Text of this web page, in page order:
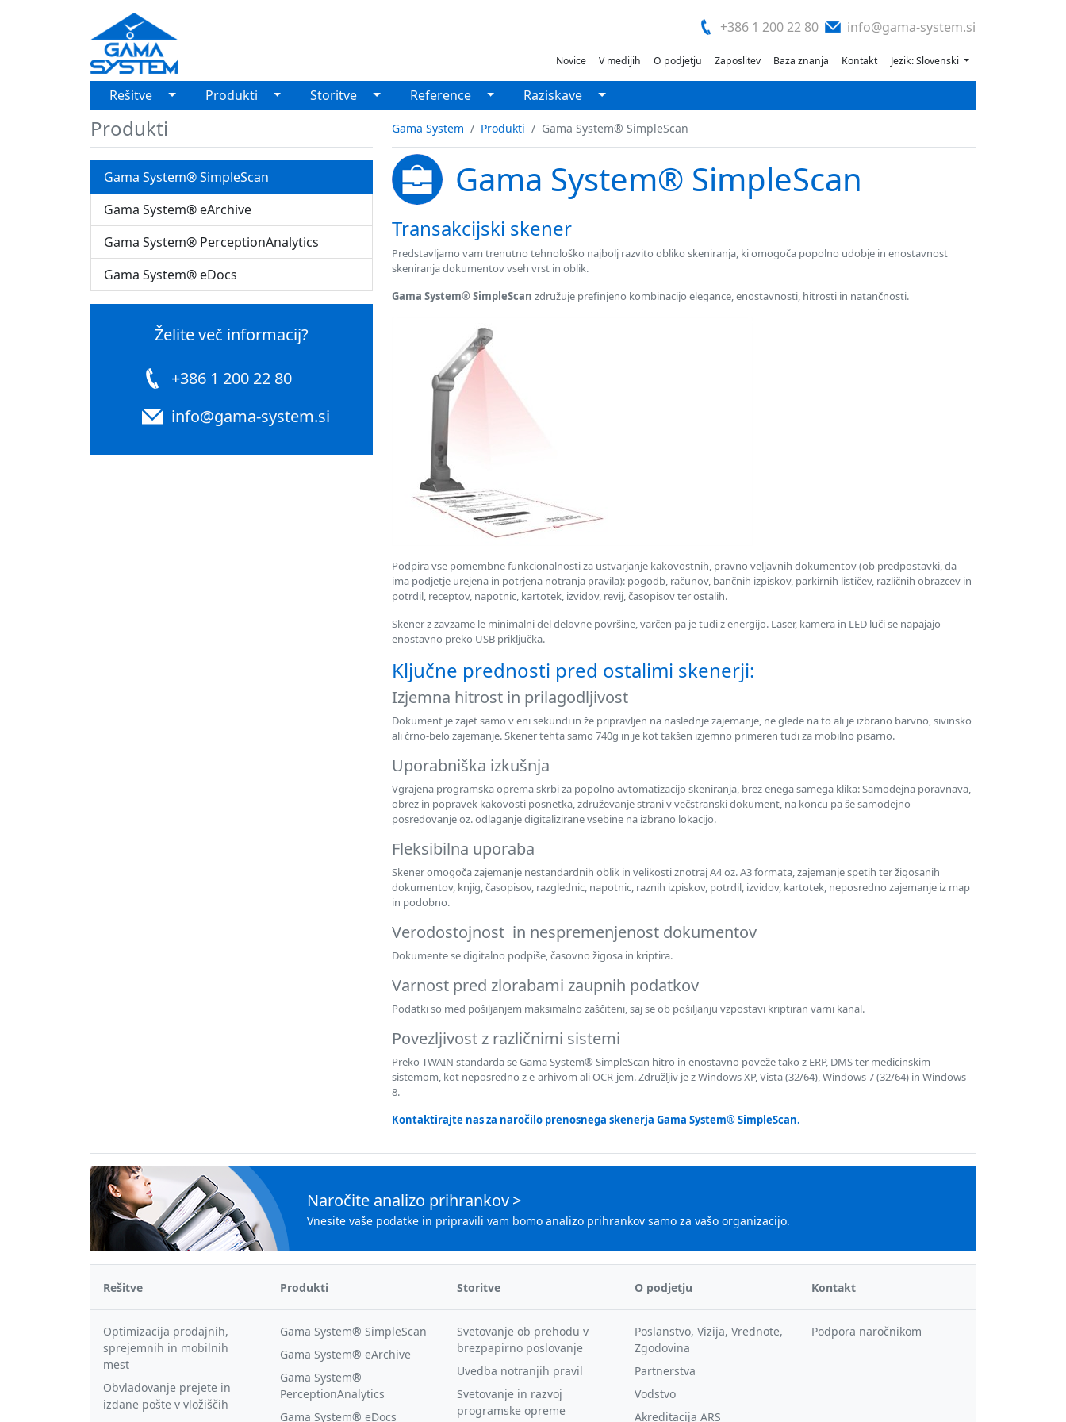
+386 1 200 22 80 info@gama-system.si
Novice V medijih O podjetju Zaposlitev Baza znanja Kontakt Jezik: Slovenski
Rešitve Toggle Dropdown
Produkti Toggle Dropdown
Storitve Toggle Dropdown
Reference Toggle Dropdown
Raziskave Toggle Dropdown
Produkti
Gama System® SimpleScan
Gama System® eArchive
Gama System® PerceptionAnalytics
Gama System® eDocs
Želite več informacij?
+386 1 200 22 80
info@gama-system.si
Gama System Produkti Gama System® SimpleScan
Gama System® SimpleScan
Transakcijski skener
Predstavljamo vam trenutno tehnološko najbolj razvito obliko skeniranja, ki omogoča popolno udobje in enostavnost
skeniranja dokumentov vseh vrst in oblik.
Gama System® SimpleScan združuje prefinjeno kombinacijo elegance, enostavnosti, hitrosti in natančnosti.
Podpira vse pomembne funkcionalnosti za ustvarjanje kakovostnih, pravno veljavnih dokumentov (ob predpostavki, da
ima podjetje urejena in potrjena notranja pravila): pogodb, računov, bančnih izpiskov, parkirnih lističev, različnih obrazcev in
potrdil, receptov, napotnic, kartotek, izvidov, revij, časopisov ter ostalih.
Skener z zavzame le minimalni del delovne površine, varčen pa je tudi z energijo. Laser, kamera in LED luči se napajajo
enostavno preko USB priključka.
Ključne prednosti pred ostalimi skenerji:
Izjemna hitrost in prilagodljivost
Dokument je zajet samo v eni sekundi in že pripravljen na naslednje zajemanje, ne glede na to ali je izbrano barvno, sivinsko
ali črno-belo zajemanje. Skener tehta samo 740g in je kot takšen izjemno primeren tudi za mobilno pisarno.
Uporabniška izkušnja
Vgrajena programska oprema skrbi za popolno avtomatizacijo skeniranja, brez enega samega klika: Samodejna poravnava,
obrez in popravek kakovosti posnetka, združevanje strani v večstranski dokument, na koncu pa še samodejno
posredovanje oz. odlaganje digitalizirane vsebine na izbrano lokacijo.
Fleksibilna uporaba
Skener omogoča zajemanje nestandardnih oblik in velikosti znotraj A4 oz. A3 formata, zajemanje spetih ter žigosanih
dokumentov, knjig, časopisov, razglednic, napotnic, raznih izpiskov, potrdil, izvidov, kartotek, neposredno zajemanje iz map
in podobno.
Verodostojnost in nespremenjenost dokumentov
Dokumente se digitalno podpiše, časovno žigosa in kriptira.
Varnost pred zlorabami zaupnih podatkov
Podatki so med pošiljanjem maksimalno zaščiteni, saj se ob pošiljanju vzpostavi kriptiran varni kanal.
Povezljivost z različnimi sistemi
Preko TWAIN standarda se Gama System® SimpleScan hitro in enostavno poveže tako z ERP, DMS ter medicinskim
sistemom, kot neposredno z e-arhivom ali OCR-jem. Združljiv je z Windows XP, Vista (32/64), Windows 7 (32/64) in Windows
8.
Kontaktirajte nas za naročilo prenosnega skenerja Gama System® SimpleScan.
Naročite analizo prihrankov>
Vnesite vaše podatke in pripravili vam bomo analizo prihrankov samo za vašo organizacijo.
Rešitve
Optimizacija prodajnih,
sprejemnih in mobilnih
mest
Obvladovanje prejete in
izdane pošte v vložiščih
Produkti
Gama System® SimpleScan
Gama System® eArchive
Gama System®
PerceptionAnalytics
Gama System® eDocs
Storitve
Svetovanje ob prehodu v
brezpapirno poslovanje
Uvedba notranjih pravil
Svetovanje in razvoj
programske opreme
O podjetju
Poslanstvo, Vizija, Vrednote,
Zgodovina
Partnerstva
Vodstvo
Akreditacija ARS
Kontakt
Podpora naročnikom